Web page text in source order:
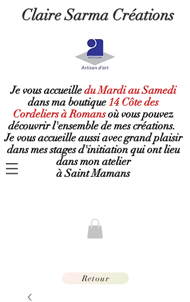
Claire Sarma Créations
Je vous accueilledu Mardi au Samedi
dans ma boutique14 Côte des
Cordeliers à Romansoùvous pouvez
découvrir l'ensemble de mes créations.
Je vous accueille aussi avec grand plaisir
dans mes stages d'initiation qui ont lieu
dans mon atelier
à Saint Mamans
Retour